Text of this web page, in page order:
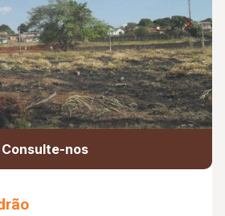
Consulte-nos